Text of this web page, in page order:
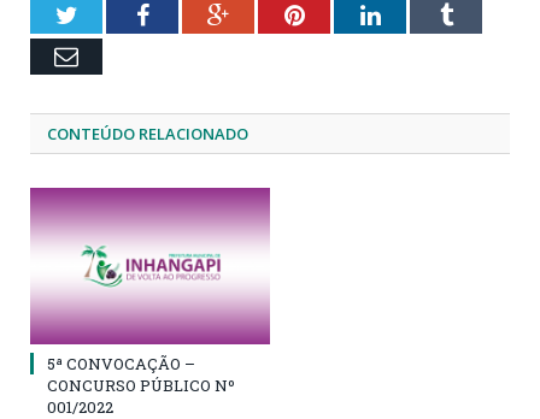
TwitterFacebookGoogle+PinterestLinkedInTumblr
Email
CONTEÚDO RELACIONADO
5ª CONVOCAÇÃO –
CONCURSO PÚBLICO Nº
001/2022